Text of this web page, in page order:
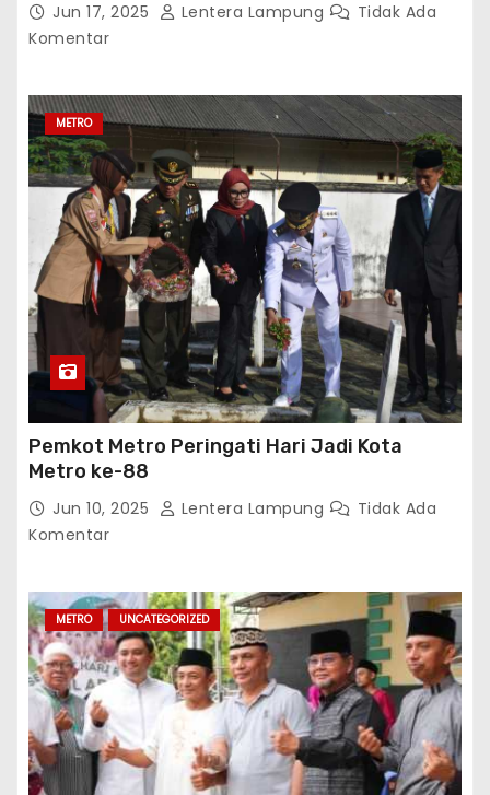
Jun 17, 2025 Lentera Lampung
Tidak Ada
Komentar
METRO
Pemkot Metro Peringati Hari Jadi Kota
Metro ke-88
Jun 10, 2025 Lentera Lampung
Tidak Ada
Komentar
METRO UNCATEGORIZED